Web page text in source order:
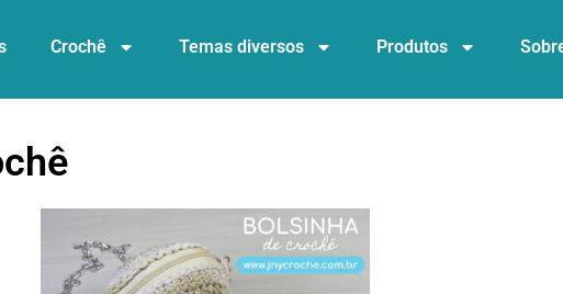
Crochê Temas diversos Produtos